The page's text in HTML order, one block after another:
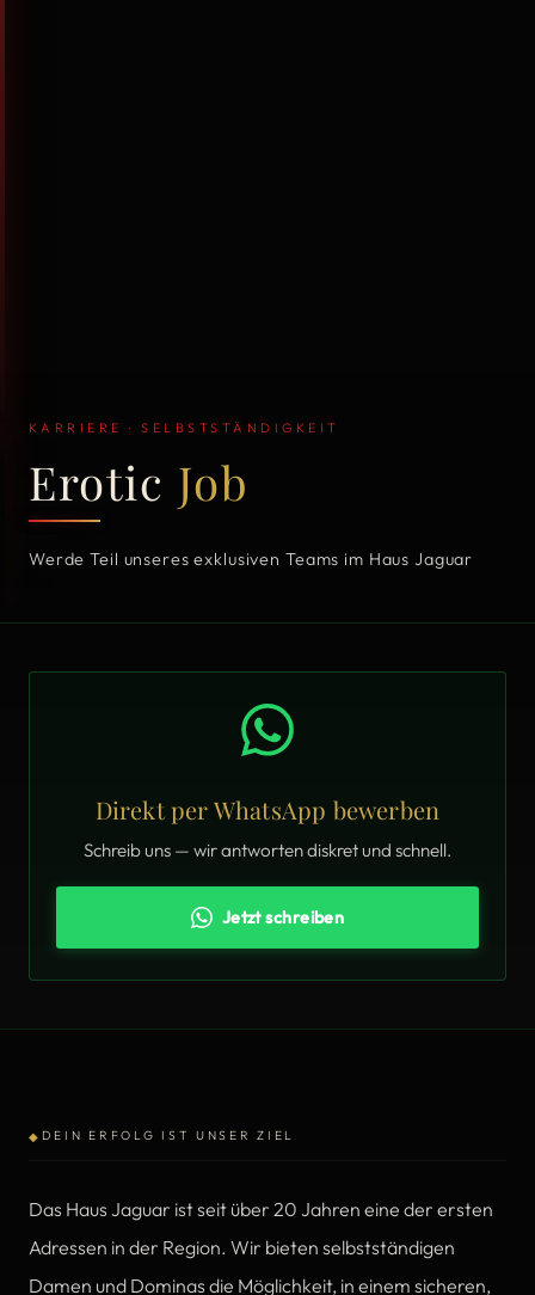
KARRIERE · SELBSTSTÄNDIGKEIT
Erotic Job
Werde Teil unseres exklusiven Teams im Haus Jaguar
Direkt per WhatsApp bewerben
Schreib uns — wir antworten diskret und schnell.
Jetzt schreiben
◆ DEIN ERFOLG IST UNSER ZIEL
Das Haus Jaguar ist seit über 20 Jahren eine der ersten
Adressen in der Region. Wir bieten selbstständigen
Damen und Dominas die Möglichkeit, in einem sicheren,